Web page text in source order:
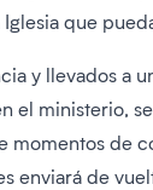
que
y llevados
el ministerio,
momentos de
enviará de